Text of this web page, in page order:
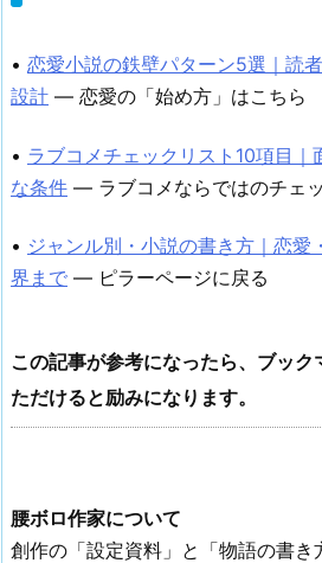
• 恋愛小説の鉄壁パターン5選｜読
設計 — 恋愛の「始め方」はこちら
• ラブコメチェックリスト10項目｜
な条件 — ラブコメならではのチェ
• ジャンル別・小説の書き方｜恋愛
界まで — ピラーページに戻る
この記事が参考になったら、ブッ
ただけると励みになります。
腰ボロ作家について
創作の「設定資料」と「物語の書